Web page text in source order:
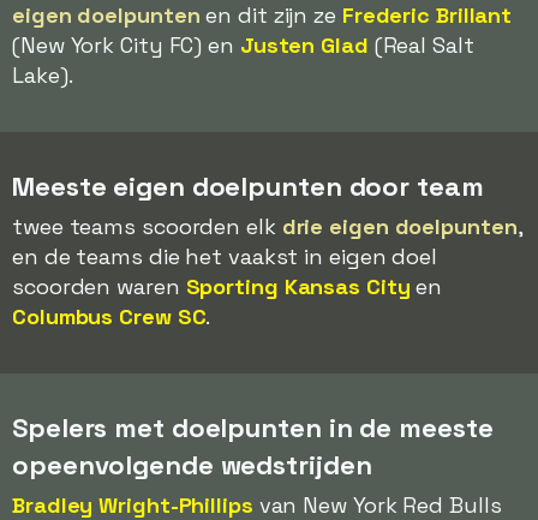
eigen doelpunten en dit zijn ze Frederic Brillant
(New York City FC) en Justen Glad (Real Salt
Lake).
Meeste eigen doelpunten door team
twee teams scoorden elk drie eigen doelpunten,
en de teams die het vaakst in eigen doel
scoorden waren Sporting Kansas City en
Columbus Crew SC.
Spelers met doelpunten in de meeste
opeenvolgende wedstrijden
Bradley Wright-Phillips van New York Red Bulls